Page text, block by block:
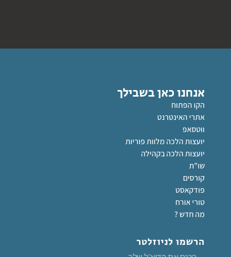
אנחנו כאן בשבילך
הקו הפתוח
אתרי האינטרנט
ווטסאפ
יועצות הלכה מלוות פוריות
יועצות הלכה בקהילה
שו"ת
קורסים
פודקאסט
טורי אורח
מה חדש ?
הרשמו לניוזלטר